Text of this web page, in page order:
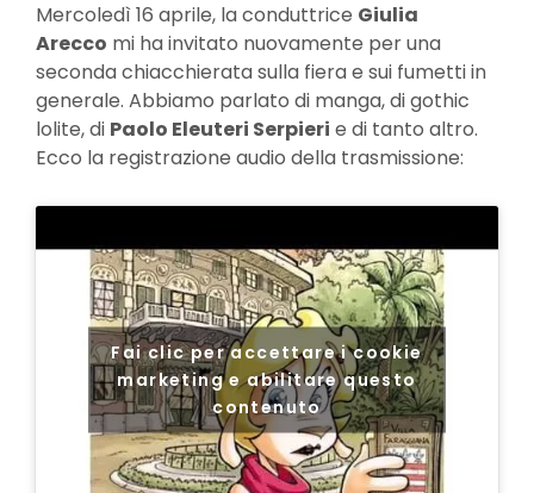
Mercoledì 16 aprile, la conduttrice Giulia
Arecco mi ha invitato nuovamente per una
seconda chiacchierata sulla fiera e sui fumetti in
generale. Abbiamo parlato di manga, di gothic
lolite, di Paolo Eleuteri Serpieri e di tanto altro.
Ecco la registrazione audio della trasmissione:
Fai clic per accettare i cookie
marketing e abilitare questo
contenuto